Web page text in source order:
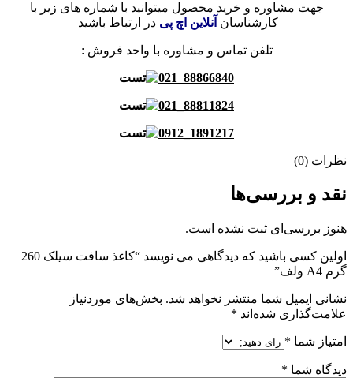
جهت مشاوره و خرید محصول میتوانید با شماره های زیر با
کارشناسان آنلاین اچ پی در ارتباط باشید
تلفن تماس و مشاوره با واحد فروش :
88866840_021
88811824_021
1891217_0912
نظرات (0)
نقد و بررسی‌ها
هنوز بررسی‌ای ثبت نشده است.
اولین کسی باشید که دیدگاهی می نویسد “کاغذ سافت سیلک 260
گرم A4 ولف”
نشانی ایمیل شما منتشر نخواهد شد. بخش‌های موردنیاز
علامت‌گذاری شده‌اند *
امتیاز شما *
دیدگاه شما *